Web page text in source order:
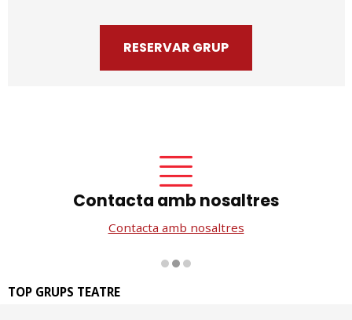
RESERVAR GRUP
Contacta amb nosaltres
Contacta amb nosaltres
TOP GRUPS TEATRE